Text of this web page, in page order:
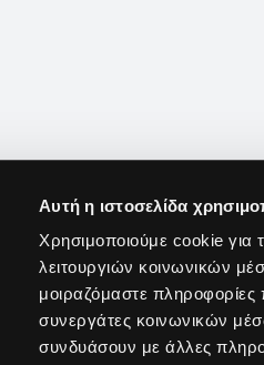
Αυτή η ιστοσελίδα
Χρησιμοποιούμε cookie για
λειτουργιών κοινωνικών
μοιραζόμαστε πληροφορίες
συνεργάτες κοινωνικών
συνδυάσουν με άλλες